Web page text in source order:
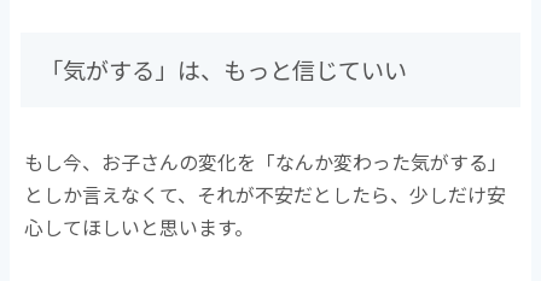
「気がする」は、もっと信じていい
もし今、お子さんの変化を「なんか変わった気がする」
としか言えなくて、それが不安だとしたら、少しだけ安
心してほしいと思います。